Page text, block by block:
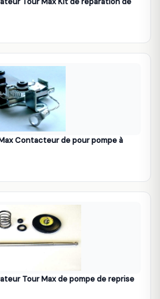
Contacteur de pour pompe à
Tour Max de pompe de reprise